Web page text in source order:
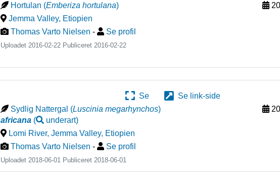
Hortulan (Emberiza hortulana)
Jemma Valley, Etiopien
Thomas Varto Nielsen - Se profil
Uploadet 2016-02-22 Publiceret 2016-02-22
Se
Se link-side
Sydlig Nattergal (Luscinia megarhynchos)
africana ( underart)
Lomi River, Jemma Valley, Etiopien
Thomas Varto Nielsen - Se profil
Uploadet 2018-06-01 Publiceret2018-06-01